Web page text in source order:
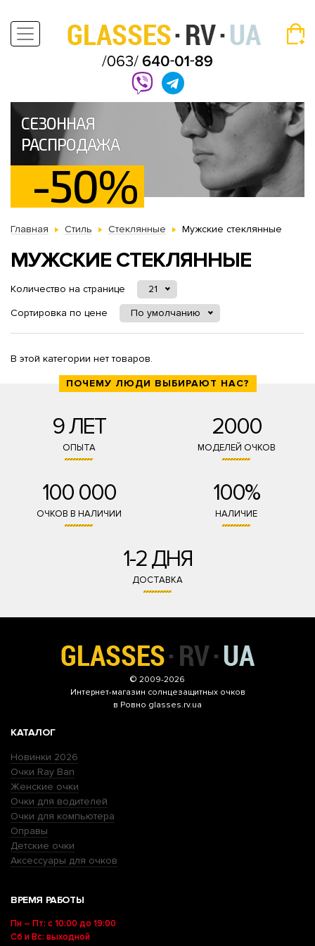
СЕЗОННАЯ
РАСПРОДАЖА
-50%
Главная Стиль Стеклянные Мужские стеклянные
МУЖСКИЕ СТЕКЛЯННЫЕ
Количество на странице
21
Сортировка по цене
По умолчанию
В этой категории нет товаров.
ПОЧЕМУ ЛЮДИ ВЫБИРАЮТ НАС?
9 ЛЕТ
ОПЫТА
2000
МОДЕЛЕЙ ОЧКОВ
100 000
ОЧКОВ В НАЛИЧИИ
100%
НАЛИЧИЕ
1-2 ДНЯ
ДОСТАВКА
© 2009-2026
Интернет-магазин солнцезащитных очков
в Ровно glasses.rv.ua
КАТАЛОГ
Новинки 2026
Очки Ray Ban
Женские очки
Очки для водителей
Очки для компьютера
Оправы
Детские очки
Аксессуары для очков
ВРЕМЯ РАБОТЫ
Пн – Пт: с 10:00 до 19:00
Сб и Вс: выходной